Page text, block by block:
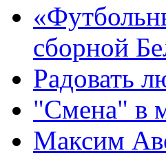
сборной
Радовать
"Смена" в
Максим